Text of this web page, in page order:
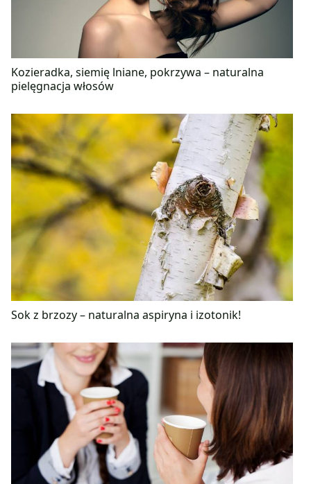
Kozieradka, siemię lniane, pokrzywa – naturalna
pielęgnacja włosów
Sok z brzozy – naturalna aspiryna i izotonik!